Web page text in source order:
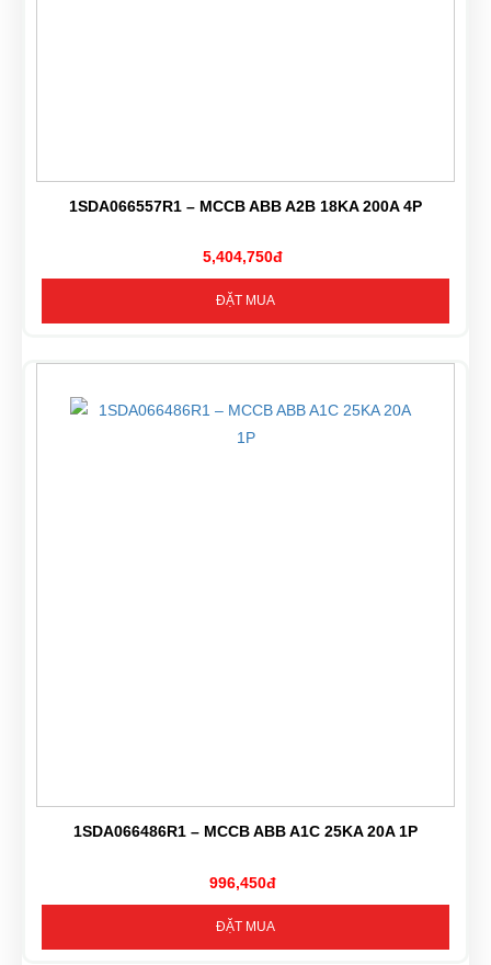
1SDA066557R1 – MCCB ABB A2B 18KA 200A 4P
5,404,750đ
ĐẶT MUA
1SDA066486R1 – MCCB ABB A1C 25KA 20A 1P
996,450đ
ĐẶT MUA